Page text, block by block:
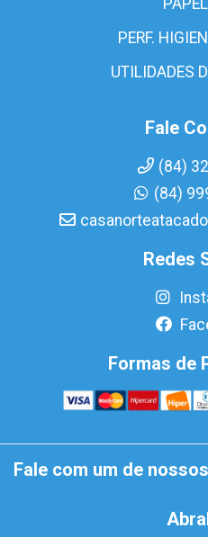
PERF.
UTILIDADES
Fale
(84)
(84)
Redes
Formas de
Fale com um de